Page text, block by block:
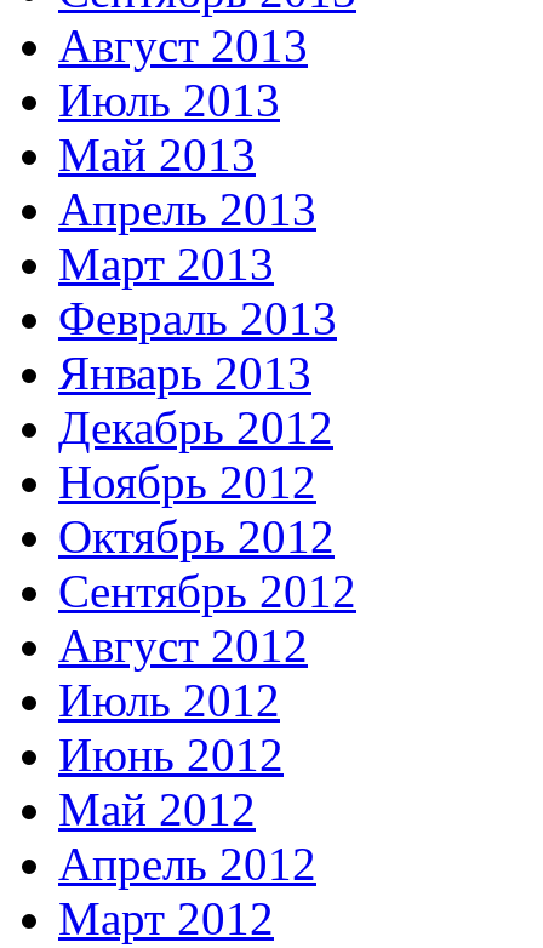
Август 2013
Июль 2013
Май 2013
Апрель 2013
Март 2013
Февраль 2013
Январь 2013
Декабрь 2012
Ноябрь 2012
Октябрь 2012
Сентябрь 2012
Август 2012
Июль 2012
Июнь 2012
Май 2012
Апрель 2012
Март 2012